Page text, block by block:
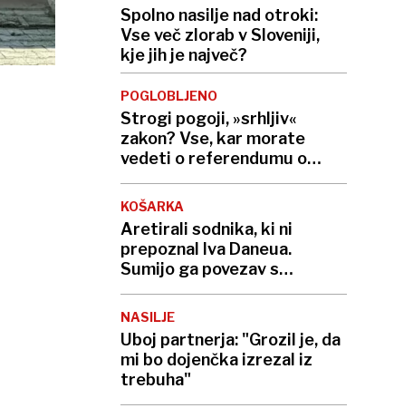
Spolno nasilje nad otroki:
Vse več zlorab v Sloveniji,
kje jih je največ?
POGLOBLJENO
Strogi pogoji, »srhljiv«
zakon? Vse, kar morate
vedeti o referendumu o
končanju življenja
KOŠARKA
Aretirali sodnika, ki ni
prepoznal Iva Daneua.
Sumijo ga povezav s
kriminalno združbo
NASILJE
Uboj partnerja: "Grozil je, da
mi bo dojenčka izrezal iz
trebuha"